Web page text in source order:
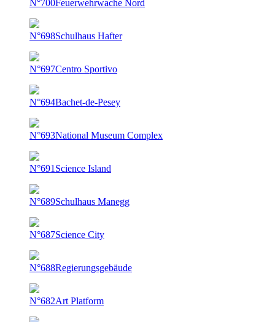
N°700Feuerwehrwache Nord
N°698Schulhaus Hafter
N°697Centro Sportivo
N°694Bachet-de-Pesey
N°693National Museum Complex
N°691 Science Island
N°689Schulhaus Manegg
N°687Science City
N°688Regierungsgebäude
N°682Art Platform